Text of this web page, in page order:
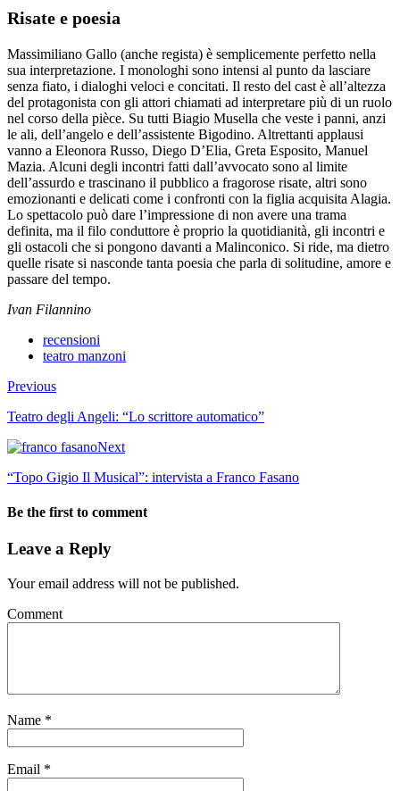
Risate e poesia
Massimiliano Gallo (anche regista) è semplicemente perfetto nella
sua interpretazione. I monologhi sono intensi al punto da lasciare
senza fiato, i dialoghi veloci e concitati. Il resto del cast è all’altezza
del protagonista con gli attori chiamati ad interpretare più di un ruolo
nel corso della pièce. Su tutti Biagio Musella che veste i panni, anzi
le ali, dell’angelo e dell’assistente Bigodino. Altrettanti applausi
vanno a Eleonora Russo, Diego D’Elia, Greta Esposito, Manuel
Mazia. Alcuni degli incontri fatti dall’avvocato sono al limite
dell’assurdo e trascinano il pubblico a fragorose risate, altri sono
emozionanti e delicati come i confronti con la figlia acquisita Alagia.
Lo spettacolo può dare l’impressione di non avere una trama
definita, ma il filo conduttore è proprio la quotidianità, gli incontri e
gli ostacoli che si pongono davanti a Malinconico. Si ride, ma dietro
quelle risate si nasconde tanta poesia che parla di solitudine, amore e
passare del tempo.
Ivan Filannino
recensioni
teatro manzoni
Previous
Teatro degli Angeli: “Lo scrittore automatico”
Next
“Topo Gigio Il Musical”: intervista a Franco Fasano
Be the first to comment
Leave a Reply
Your email address will not be published.
Comment
Name *
Email *